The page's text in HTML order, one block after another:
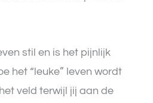
stil en is het pijnlijk
het “leuke” leven wordt
veld terwijl jij aan de